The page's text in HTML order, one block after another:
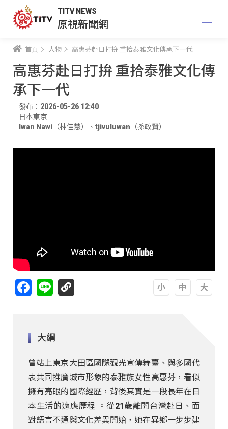
TITV NEWS
原視新聞網
首頁 人物 高惠芬赴日打拚 重拾泰雅文化傳承下一代
高惠芬赴日打拚 重拾泰雅文化傳
承下一代
發布：2026-05-26 12:40
日本東京
Iwan Nawi（林佳慧）
、 tjivuluwan（孫政賢）
Facebook
Line
大綱
曾站上東京大田區國際觀光宣傳舞臺、與多國代
表共同推廣城市形象的泰雅族女性高惠芬，看似
擁有亮眼的國際經歷，背後其實是一段長年在日
本生活的適應歷程 。從21歲離開台灣赴日、面
對語言不通與文化差異開始，她在異鄉一步步建